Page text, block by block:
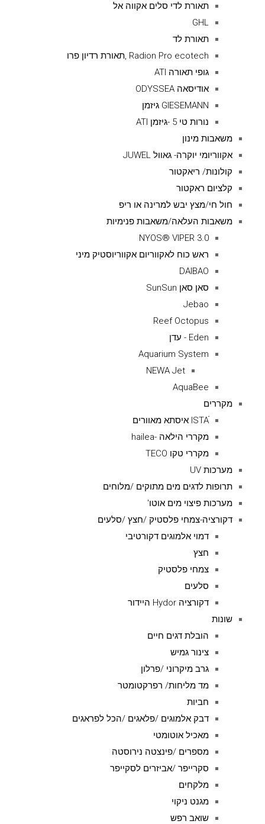
תאורת לדי סלים אקווה אל
GHL
תאורת לד
Radion Pro ecotech ,תאורת רדיון פרו
גופי תאורה ATI
אודיסאה ODYSSEA
GIESEMANN גיזמן
נורות טי 5 -גיזמן ATI
משאבות מינון
אקווריומי יוקרה- גאוול JUWEL
קולונות/ ריאקטור
קלציום ראקטור
חול חי/מצץ יבש למרינה או ריפ
משאבות העלאה/משאבות פנימיות
NYOS® VIPER 3.0
ראש כוח לאקווריום אקווריוסטיק מיני
DAIBAO
סאן סאן SunSun
Jebao
Reef Octopus
Eden - עדן
Aquarium System
NEWA Jet
AquaBee
מקררים
ISTAׁׂ איסתא מאוורים
מקררי הילאה -hailea
מקררי טקו TECO
מערכות UV
תרופות לדגים מים מתוקים /מלוחים
מערכות פיצוי מים אוטו'
דקורציה-צמחי פלסטיק /חצץ /סלעים
דמוי אלמוגים דקורטיבי
חצץ
צמחי פלסטיק
סלעים
דקורציה Hydor היידור
שונות
הובלת דגים חיים
צינור גמיש
גרב מיקרוני /פרלון
מד מליחות/ רפרקטומטר
חביות
דבק אלמוגים /פלאגים /הכל לפראגים
מאכיל אוטומטי
מספרים /פינצטה נירוסטה
סקרייפר /אביזרים לסקייפר
מלקחים
מגנט ניקוי
שואב רפש